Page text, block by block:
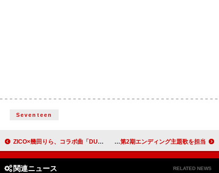
Seventeen
ZICO×幾田りら、コラボ曲「DUET」MVビハインド映像を収めたリリックビデオ公開 Conton Candy、アニメ『メダリスト』第2期エンディング主題歌を担当
関連ニュース RELATED NEWS